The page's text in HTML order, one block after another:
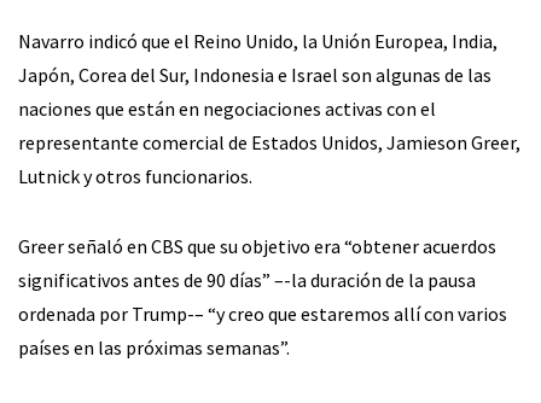
Navarro indicó que el Reino Unido, la Unión Europea, India,
Japón, Corea del Sur, Indonesia e Israel son algunas de las
naciones que están en negociaciones activas con el
representante comercial de Estados Unidos, Jamieson Greer,
Lutnick y otros funcionarios.
Greer señaló en CBS que su objetivo era “obtener acuerdos
significativos antes de 90 días” –-la duración de la pausa
ordenada por Trump-– “y creo que estaremos allí con varios
países en las próximas semanas”.